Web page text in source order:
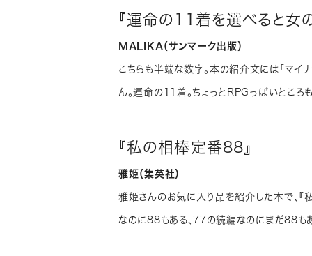
『運命の11着を選べると女
MALIKA（サンマーク出版）
こちらも半端な数字。本の紹介文には「マイ
ん。運命の11着。ちょっとRPGっぽいところ
『私の相棒定番88』
雅姫（集英社）
雅姫さんのお気に入り品を紹介した本で、『
なのに88もある、77の続編なのにまだ88も